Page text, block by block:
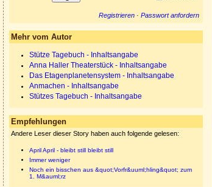
Registrieren · Passwort anfordern
Mehr vom Autor
Stütze Tagebuch - Inhaltsangabe
Anna Haller Theaterstück - Inhaltsangabe
Das Etagenplanetensystem - Inhaltsangabe
Anmachen - Inhaltsangabe
Stützes Tagebuch - Inhaltsangabe
Empfehlungen
Andere Leser dieser Story haben auch folgende gelesen:
April April - bleibt still bleibt still
Immer weniger
Noch ein bisschen aus &quot;Vorfr&uuml;hling&quot; zum
1. M&auml;rz